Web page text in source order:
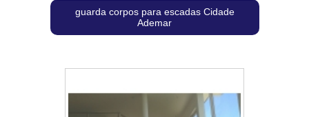
guarda corpos para escadas Cidade
Ademar